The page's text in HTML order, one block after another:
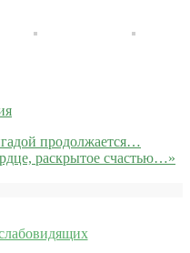
продолжается…
раскрытое счастью…»